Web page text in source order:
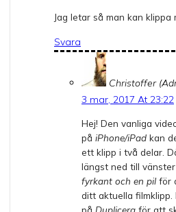
Jag letar så man kan
Svara
Christoffer
3 mar, 2017 At 23:22
Hej! Den vanliga
på iPhone/iPad kan
ett klipp i två delar.
längst ned till
fyrkant och en pil för
ditt aktuella filmklipp.